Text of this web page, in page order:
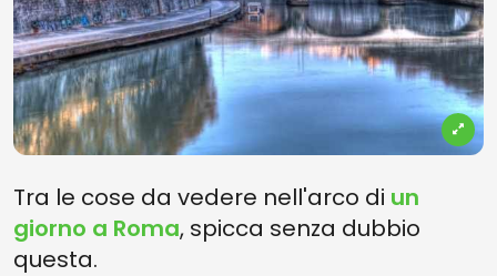
Tra le cose da vedere nell'arco di un
giorno a Roma, spicca senza dubbio
questa.